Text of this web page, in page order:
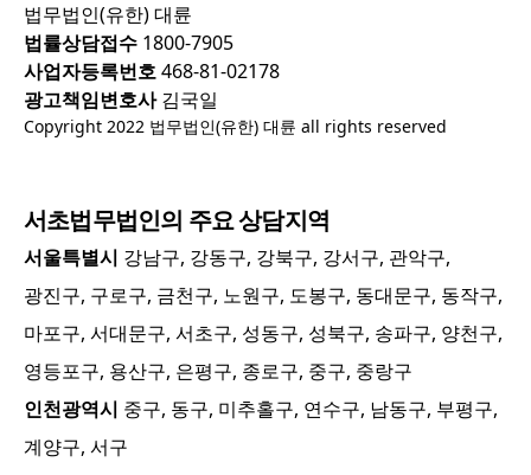
법무법인(유한) 대륜
법률상담접수 1800-7905
사업자등록번호468-81-02178
광고책임변호사김국일
Copyright 2022 법무법인(유한) 대륜 all rights reserved
서초법무법인의 주요 상담지역
서울특별시 강남구, 강동구, 강북구, 강서구, 관악구,
광진구, 구로구, 금천구, 노원구, 도봉구, 동대문구, 동작구,
마포구, 서대문구, 서초구, 성동구, 성북구, 송파구, 양천구,
영등포구, 용산구, 은평구, 종로구, 중구, 중랑구
인천광역시 중구, 동구, 미추홀구, 연수구, 남동구, 부평구,
계양구, 서구